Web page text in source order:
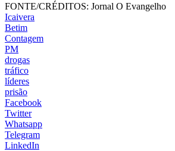
FONTE/CRÉDITOS: Jornal O Evangelho
Icaivera
Betim
Contagem
PM
drogas
tráfico
líderes
prisão
Facebook
Twitter
Whatsapp
Telegram
LinkedIn